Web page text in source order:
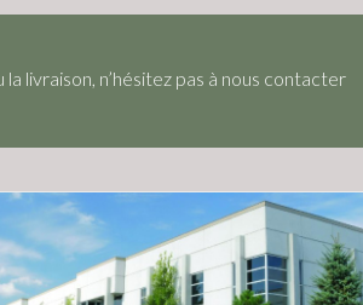
livraison, n’hésitez pas à nous contacter